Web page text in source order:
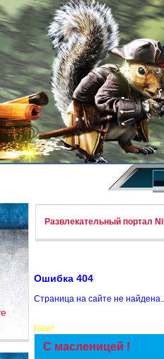
Развлекательный портал
Ошибка 404
Страница на сайте не
New!
С масленицей !